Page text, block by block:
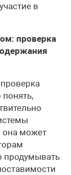
в
проверка
она может
продумывать